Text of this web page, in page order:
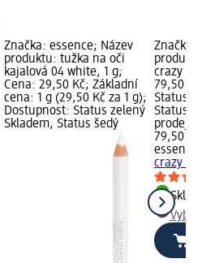
Značka: essence; Název
produktu: tužka na oči
kajalová 04 white, 1 g;
Cena: 29,50 Kč; Základní
cena: 1 g (29,50 Kč za 1 g);
Dostupnost: Status zelený
Skladem, Status šedý
Značka:
crazy
79,50
Status
Status
79,50 Kč
essence
crazy